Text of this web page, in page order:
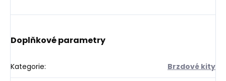
Doplňkové parametry
Kategorie: Brzdové kity